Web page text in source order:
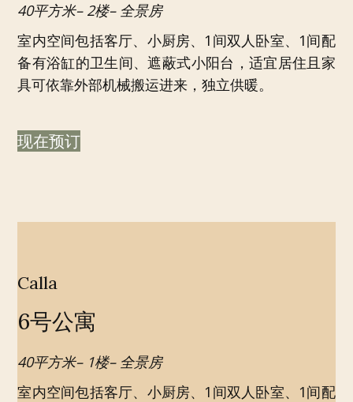
40平方米– 2楼– 全景房
室内空间包括客厅、小厨房、1间双人卧室、1间配
备有浴缸的卫生间、遮蔽式小阳台，适宜居住且家
具可依靠外部机械搬运进来，独立供暖。
现在预订
Calla
6号公寓
40平方米– 1楼– 全景房
室内空间包括客厅、小厨房、1间双人卧室、1间配